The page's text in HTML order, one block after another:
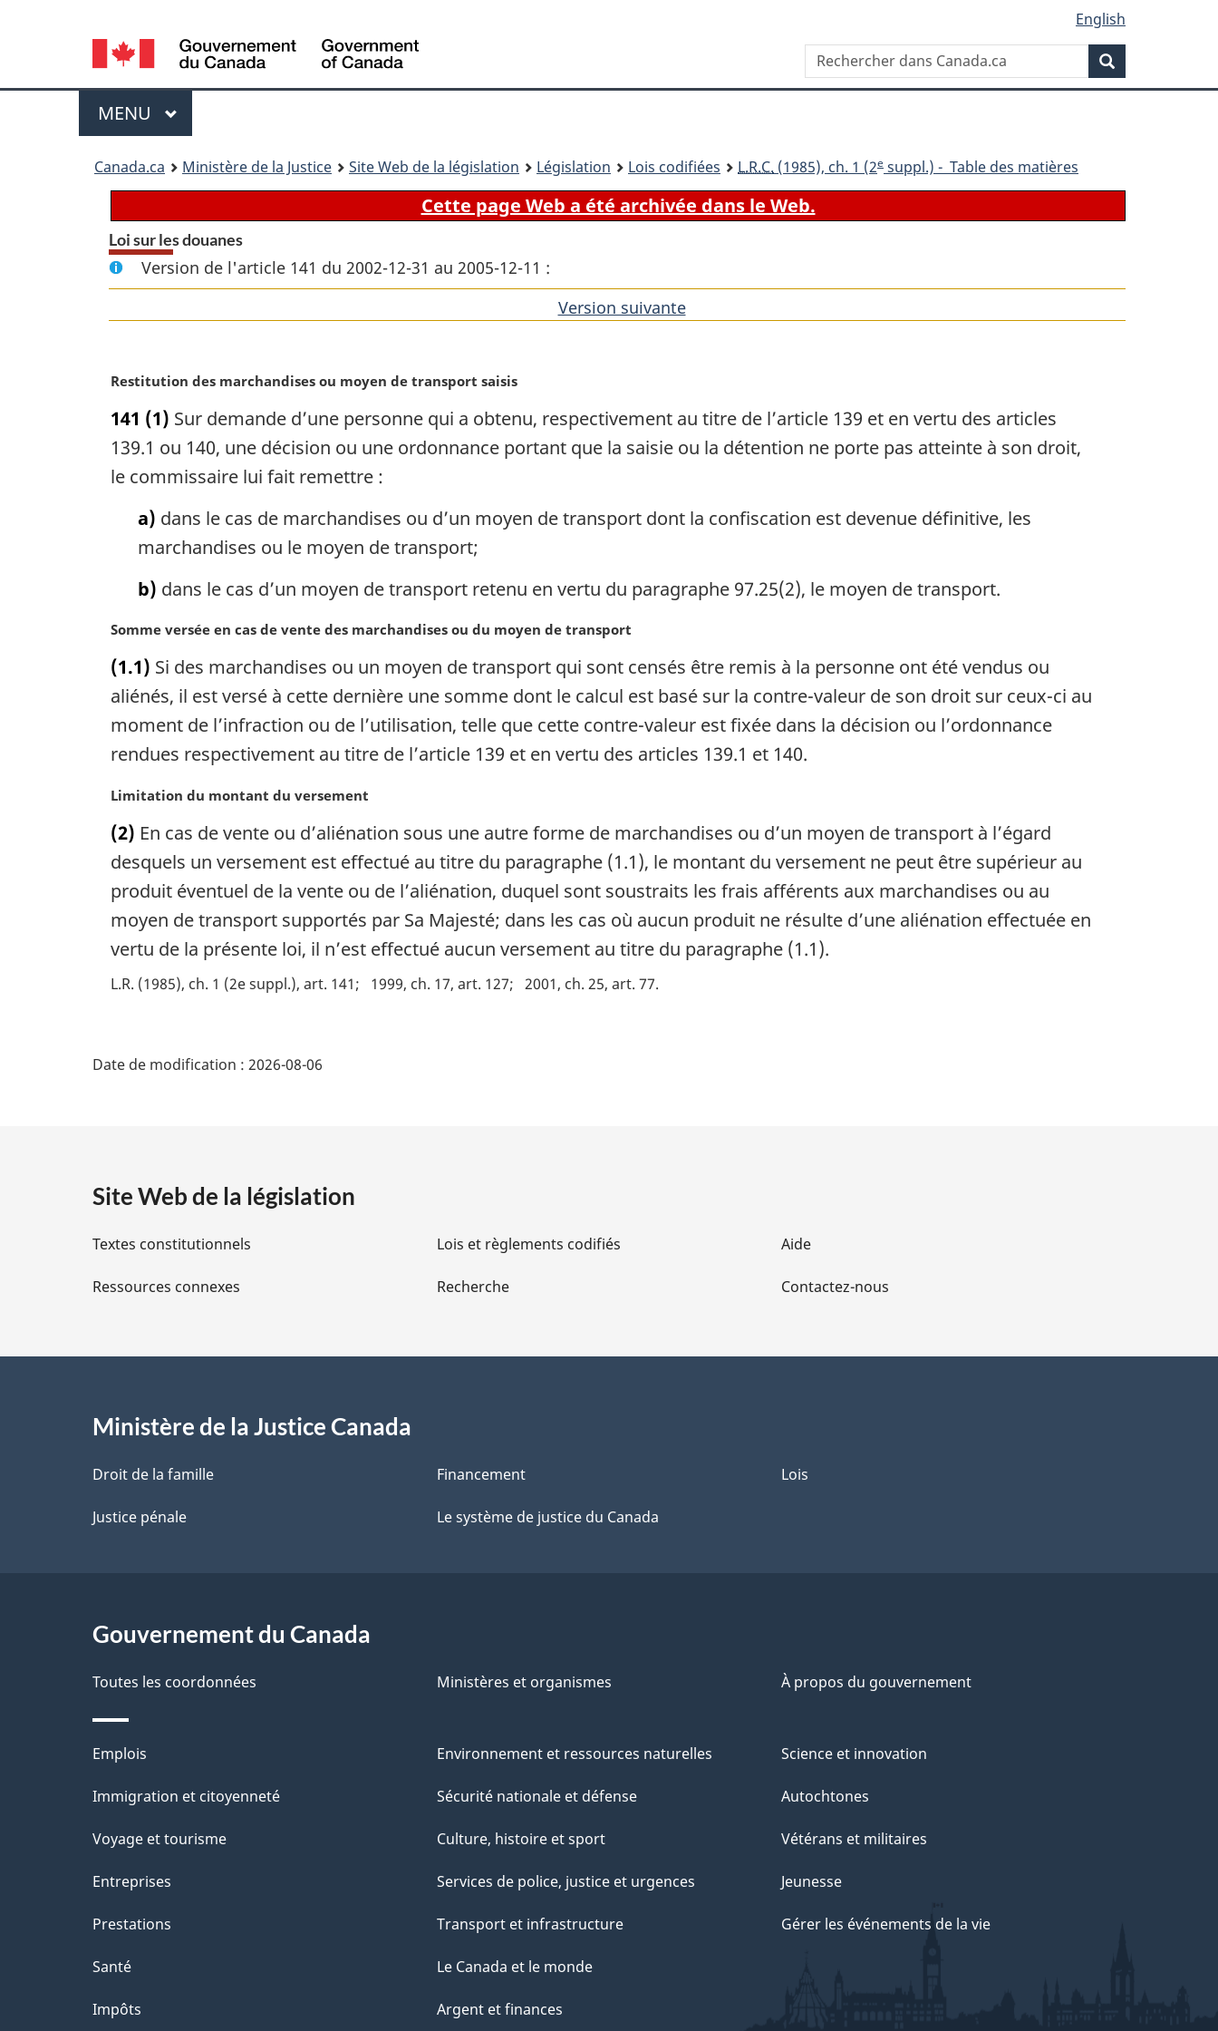
principal
À
site
version
Language
selection
English
Rechercher
dans
Canada.ca
Menu
MENU PRINCIPAL
Canada.ca Ministère de la Justice Site Web de la législation Législation Lois codifiées L.R.C. (1985), ch. 1 (2e suppl.) - Table des matières
Cette page Web a été archivée dans le Web.
Loi sur les douanes
Version de l'article 141 du 2002-12-31 au 2005-12-11 :
Version suivantede
N
t
e
a
e
Restitution des marchandises ou moyen de transport saisis
141 (1) Sur demande d’une personne qui a obtenu, respectivement au titre de l’article 139 et en vertu des articles
139.1 ou 140, une décision ou une ordonnance portant que la saisie ou la détention ne porte pas atteinte à son droit,
le commissaire lui fait remettre :
a) dans le cas de marchandises ou d’un moyen de transport dont la confiscation est devenue définitive, les
marchandises ou le moyen de transport;
b) dans le cas d’un moyen de transport retenu en vertu du paragraphe 97.25(2), le moyen de transport.
N
t
e
a
r
i
a
l
:
Somme versée en cas de vente des marchandises ou du moyen de transport
(1.1) Si des marchandises ou un moyen de transport qui sont censés être remis à la personne ont été vendus ou
aliénés, il est versé à cette dernière une somme dont le calcul est basé sur la contre-valeur de son droit sur ceux-ci au
moment de l’infraction ou de l’utilisation, telle que cette contre-valeur est fixée dans la décision ou l’ordonnance
rendues respectivement au titre de l’article 139 et en vertu des articles 139.1 et 140.
N
t
e
a
r
i
n
:
Limitation du montant du versement
(2) En cas de vente ou d’aliénation sous une autre forme de marchandises ou d’un moyen de transport à l’égard
desquels un versement est effectué au titre du paragraphe (1.1), le montant du versement ne peut être supérieur au
produit éventuel de la vente ou de l’aliénation, duquel sont soustraits les frais afférents aux marchandises ou au
moyen de transport supportés par Sa Majesté; dans les cas où aucun produit ne résulte d’une aliénation effectuée en
vertu de la présente loi, il n’est effectué aucun versement au titre du paragraphe (1.1).
L.R. (1985), ch. 1 (2e suppl.), art. 141 1999, ch. 17, art. 127 2001, ch. 25, art. 77
i
l
s
l
a
p
e
Date de modification : 2026-08-06
Site Web de la législation
Textes constitutionnels
Ressources connexes
Lois et règlements codifiés
Recherche
Aide
Contactez-nous
Ministère de la Justice Canada
Droit de la famille
Justice pénale
Financement
Le système de justice du Canada
Lois
Gouvernement du Canada
Toutes les coordonnées Ministères et organismes À propos du gouvernement
Thèmes
et
Emplois
Immigration et citoyenneté
Voyage et tourisme
Entreprises
Prestations
Santé
Impôts
Environnement et ressources naturelles
Sécurité nationale et défense
Culture, histoire et sport
Services de police, justice et urgences
Transport et infrastructure
Le Canada et le monde
Argent et finances
Science et innovation
Autochtones
Vétérans et militaires
Jeunesse
Gérer les événements de la vie